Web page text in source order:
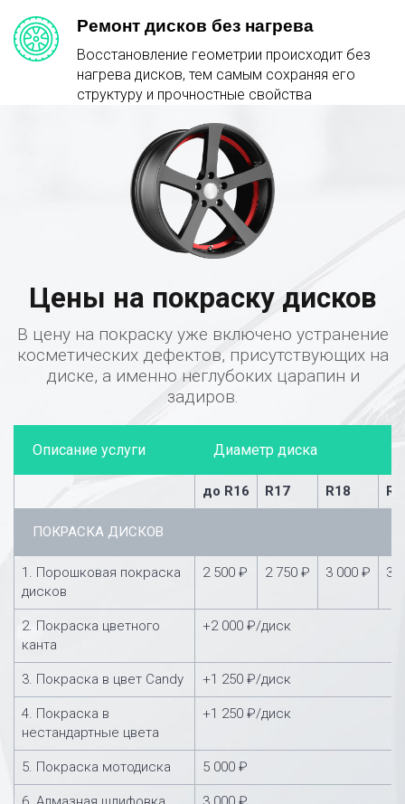
Ремонт дисков без нагрева
Восстановление геометрии происходит без
нагрева дисков, тем самым сохраняя его
структуру и прочностные свойства
Цены на покраску дисков
В цену на покраску уже включено устранение
косметических дефектов, присутствующих на
диске, а именно неглубоких царапин и
задиров.
Описание услуги Диаметр диска
до R16 R17 R18
ПОКРАСКА ДИСКОВ
1. Порошковая покраска
дисков
2 500 ₽ 2 750 ₽ 3 000 ₽ 3
2. Покраска цветного
канта
+2 000 ₽/диск
3. Покраска в цвет Candy +1 250 ₽/диск
4. Покраска в
нестандартные цвета
+1 250 ₽/диск
5. Покраска мотодиска 5 000 ₽